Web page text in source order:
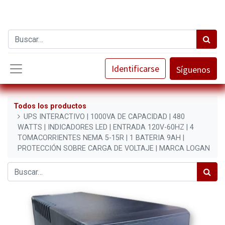
Identificarse Síguenos
Todos los productos
UPS INTERACTIVO | 1000VA DE CAPACIDAD | 480
WATTS | INDICADORES LED | ENTRADA 120V-60HZ | 4
TOMACORRIENTES NEMA 5-15R | 1 BATERIA 9AH |
PROTECCIÓN SOBRE CARGA DE VOLTAJE | MARCA LOGAN